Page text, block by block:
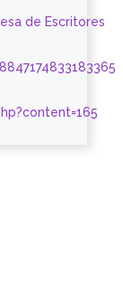
de Escritores